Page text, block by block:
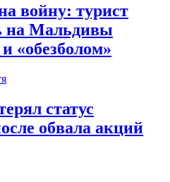
войну: турист
на Мальдивы
«обезболом»
статус
обвала акций